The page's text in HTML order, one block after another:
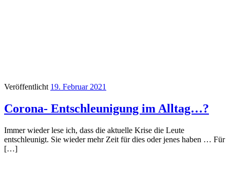
Veröffentlicht 19. Februar 2021
Corona- Entschleunigung im Alltag…?
Immer wieder lese ich, dass die aktuelle Krise die Leute
entschleunigt. Sie wieder mehr Zeit für dies oder jenes haben … Für
[…]